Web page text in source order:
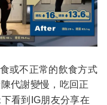
或不正常的飲食方式
代謝變慢，吃回正
看到IG朋友分享在